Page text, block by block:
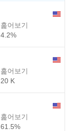
훑어보기
4.2%
훑어보기
20 K
훑어보기
61.5%